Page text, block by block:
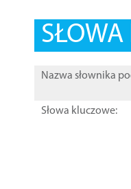
SŁOWA
Nazwa słownika
Słowa kluczowe: